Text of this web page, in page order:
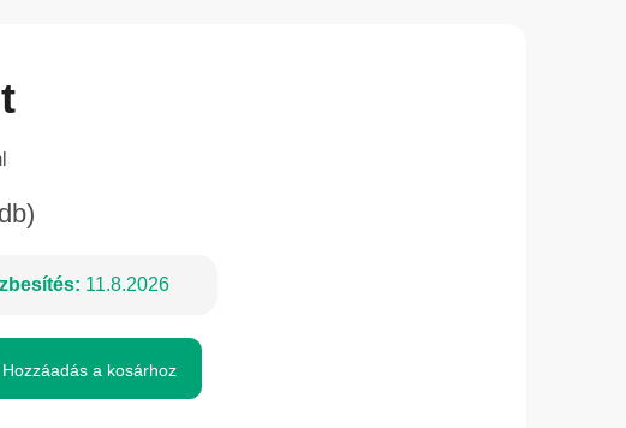
11.8.2026
Hozzáadás a kosárhoz